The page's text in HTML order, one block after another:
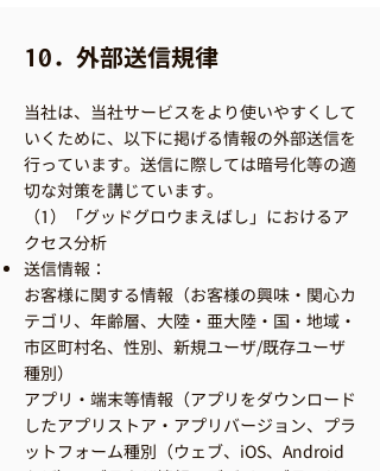
10．外部送信規律
当社は、当社サービスをより使いやすくして
いくために、以下に掲げる情報の外部送信を
行っています。送信に際しては暗号化等の適
切な対策を講じています。
（1）「グッドグロウまえばし」におけるア
クセス分析
送信情報：
お客様に関する情報（お客様の興味・関心カ
テゴリ、年齢層、大陸・亜大陸・国・地域・
市区町村名、性別、新規ユーザ/既存ユーザ
種別）
アプリ・端末等情報（アプリをダウンロード
したアプリストア・アプリバージョン、プラ
ットフォーム種別（ウェブ、iOS、Android